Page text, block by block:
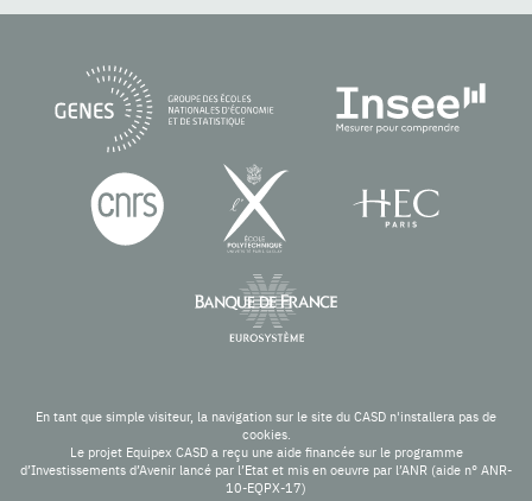
En tant que simple visiteur, la navigation sur le site du CASD n'installera pas de
cookies.
Le projet Equipex CASD a reçu une aide financée sur le programme
d’Investissements d’Avenir lancé par l’Etat et mis en oeuvre par l’ANR (aide n° ANR-
10-EQPX-17)